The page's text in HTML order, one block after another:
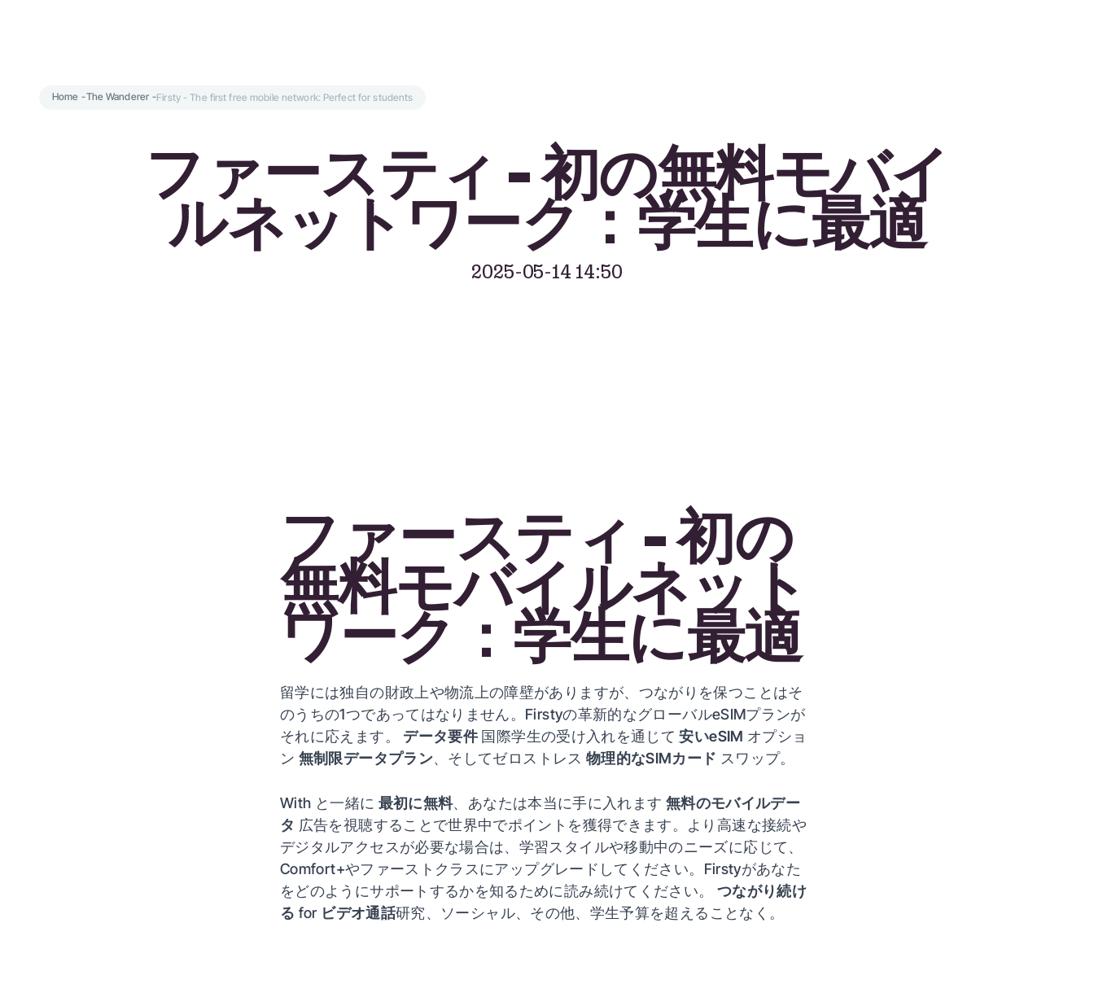
Home -The Wanderer -Firsty - The first free mobile network: Perfect for students
ファースティ - 初の無料モバイ
ルネットワーク：学生に最適
2025-05-14 14:50
ファースティ - 初の
無料モバイルネット
ワーク：学生に最適
留学には独自の財政上や物流上の障壁がありますが、つながりを保つことはそ
のうちの1つであってはなりません。Firstyの革新的なグローバルeSIMプランが
それに応えます。 データ要件国際学生の受け入れを通じて安いeSIM オプショ
ン 無制限データプラン、そしてゼロストレス 物理的なSIMカード スワップ。
With と一緒に 最初に無料、あなたは本当に手に入れます 無料のモバイルデー
タ 広告を視聴することで世界中でポイントを獲得できます。より高速な接続や
デジタルアクセスが必要な場合は、学習スタイルや移動中のニーズに応じて、
Comfort+やファーストクラスにアップグレードしてください。Firstyがあなた
をどのようにサポートするかを知るために読み続けてください。 つながり続け
る for ビデオ通話研究、ソーシャル、その他、学生予算を超えることなく。